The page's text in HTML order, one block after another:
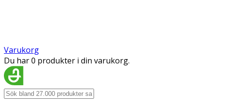
Varukorg
Du har 0 produkter i din varukorg.